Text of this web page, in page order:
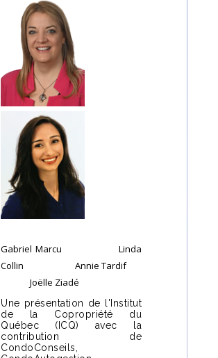
Gabriel Marcu Linda
Collin Annie Tardif
Joëlle Ziadé
Une présentation de l'Institut
de la Copropriété du
Québec (ICQ) avec la
contribution de
CondoConseils,